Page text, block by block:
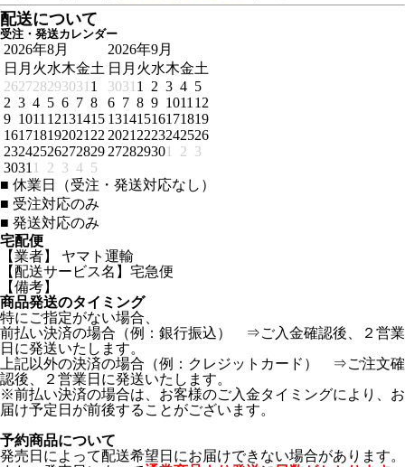
配送について
受注・発送カレンダー
2026年8月
日 月 火水木金土
262728293031 1
2 3 4 5 6 7 8
9 1011 12131415
161718192021 22
23242526272829
3031 1 2 3 4 5
2026年9月
日 月 火水木金土
3031 1 2 3 4 5
6 7 8 9 1011 12
13141516171819
2021 2223242526
272829301 2 3
■ 休業日（受注・発送対応なし）
■ 受注対応のみ
■ 発送対応のみ
宅配便
【業者】 ヤマト運輸
【配送サービス名】宅急便
【備考】
商品発送のタイミング
特にご指定がない場合、
前払い決済の場合（例：銀行振込） ⇒ご入金確認後、２営業
日に発送いたします。
上記以外の決済の場合（例：クレジットカード） ⇒ご注文確
認後、２営業日に発送いたします。
※前払い決済の場合は、お客様のご入金タイミングにより、お
届け予定日が前後することがございます。
予約商品について
発売日によって配送希望日にお届けできない場合があります。